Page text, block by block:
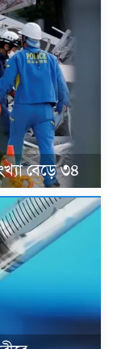
বেড়ে ৩৪